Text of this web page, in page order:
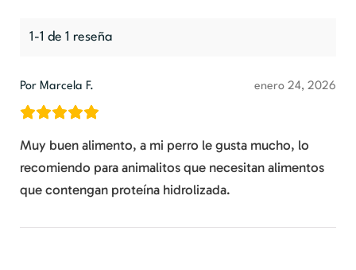
1-1 de 1 reseña
Por Marcela F. enero 24, 2026
Muy buen alimento, a mi perro le gusta mucho, lo
recomiendo para animalitos que necesitan alimentos
que contengan proteína hidrolizada.